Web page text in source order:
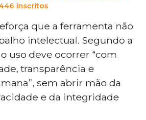
inscritos
que a ferramenta não
intelectual. Segundo a
uso deve ocorrer “com
transparência e
sem abrir mão da
e da integridade